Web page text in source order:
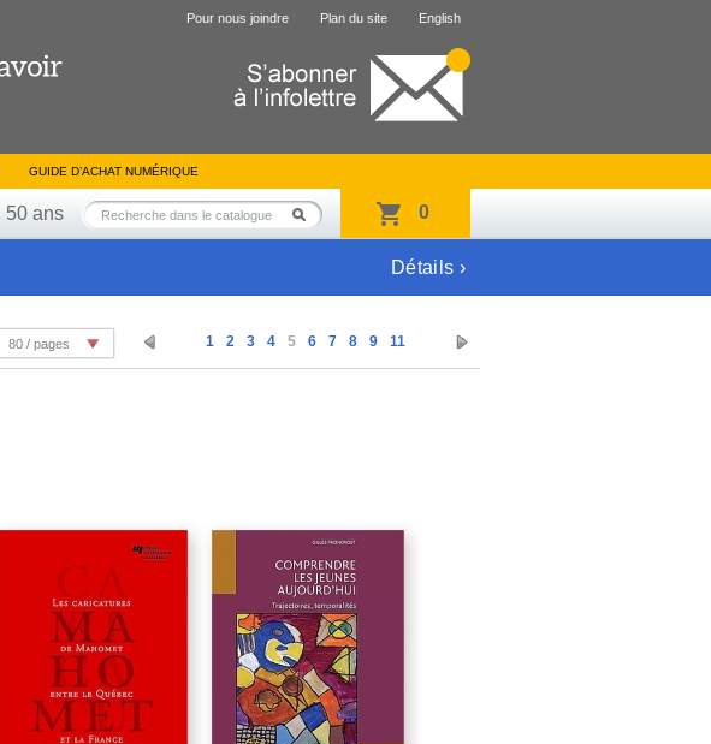
Pour nous joindre Plan du site English
GUIDE D’ACHAT NUMÉRIQUE
50 ans 0
Détails ›
1 2 3 4 5 6 7 8 9 11
80 / pages